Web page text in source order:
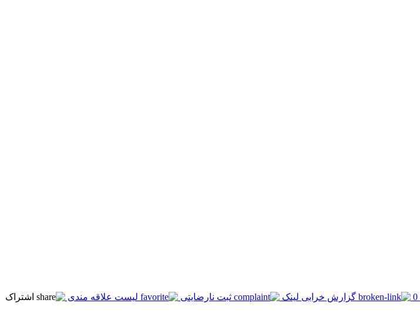
گزارش خرابی لینک ثبت نارضایتی لیست علاقه مندی
اشتراک